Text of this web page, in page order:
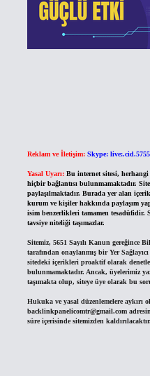
Reklam ve İletişim: Skype:
Yasal Uyarı: Bu internet sitesi,
hiçbir bağlantısı bulunmamaktadır.
paylaşılmaktadır. Burada yer alan
kurum ve kişiler hakkında paylaşım
isim benzerlikleri tamamen
tavsiye niteliği taşımazlar.
Sitemiz, 5651 Sayılı Kanun
tarafından onaylanmış bir Yer
sitedeki içerikleri proaktif olarak
bulunmamaktadır. Ancak, üyelerimiz
taşımakta olup, siteye üye olarak bu
Hukuka ve yasal düzenlemelere
backlinkpanelicomtr@gmail.com
süre içerisinde sitemizden kaldırılacaktır.